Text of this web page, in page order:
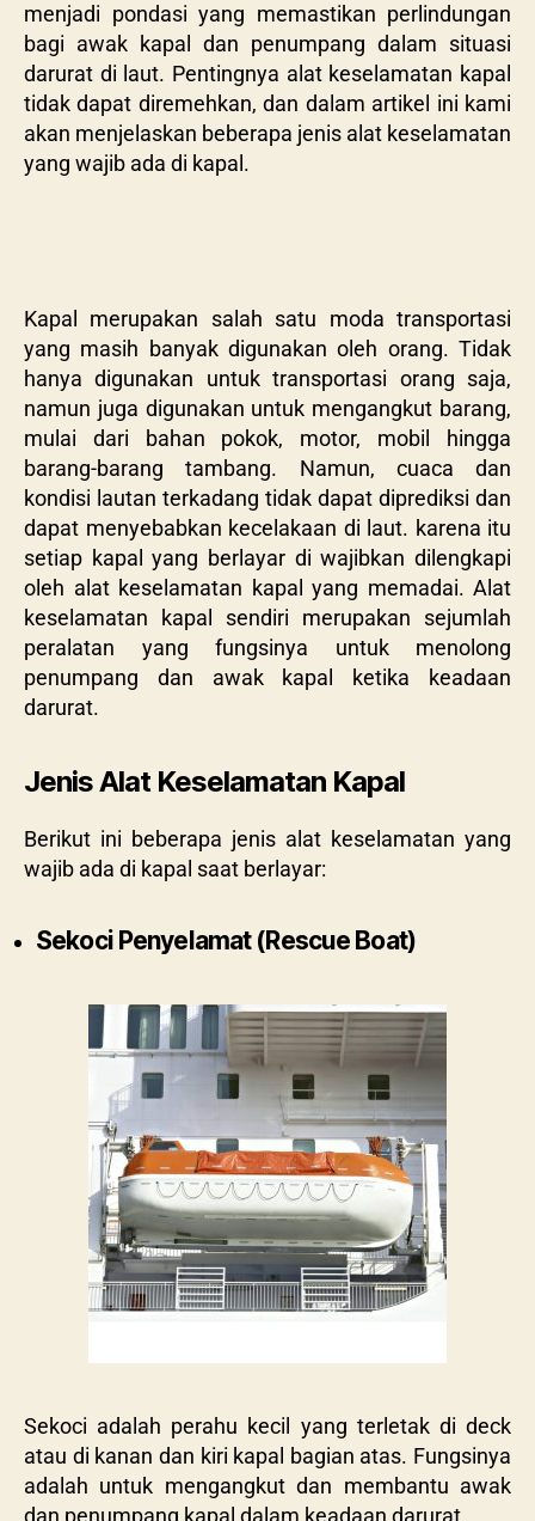
menjadi pondasi yang memastikan perlindungan
bagi awak kapal dan penumpang dalam situasi
darurat di laut. Pentingnya alat keselamatan kapal
tidak dapat diremehkan, dan dalam artikel ini kami
akan menjelaskan beberapa jenis alat keselamatan
yang wajib ada di kapal.
Kapal merupakan salah satu moda transportasi
yang masih banyak digunakan oleh orang. Tidak
hanya digunakan untuk transportasi orang saja,
namun juga digunakan untuk mengangkut barang,
mulai dari bahan pokok, motor, mobil hingga
barang-barang tambang. Namun, cuaca dan
kondisi lautan terkadang tidak dapat diprediksi dan
dapat menyebabkan kecelakaan di laut. karena itu
setiap kapal yang berlayar di wajibkan dilengkapi
oleh alat keselamatan kapal yang memadai. Alat
keselamatan kapal sendiri merupakan sejumlah
peralatan yang fungsinya untuk menolong
penumpang dan awak kapal ketika keadaan
darurat.
Jenis Alat Keselamatan Kapal
Berikut ini beberapa jenis alat keselamatan yang
wajib ada di kapal saat berlayar:
Sekoci Penyelamat (Rescue Boat)
Sekoci adalah perahu kecil yang terletak di deck
atau di kanan dan kiri kapal bagian atas. Fungsinya
adalah untuk mengangkut dan membantu awak
dan penumpang kapal dalam keadaan darurat.